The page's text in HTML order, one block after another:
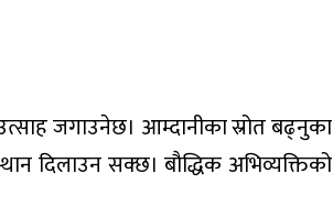
जगाउनेछ। आम्दानीका स्रोत बढ्नुका
दिलाउन सक्छ। बौद्धिक अभिव्यक्तिको